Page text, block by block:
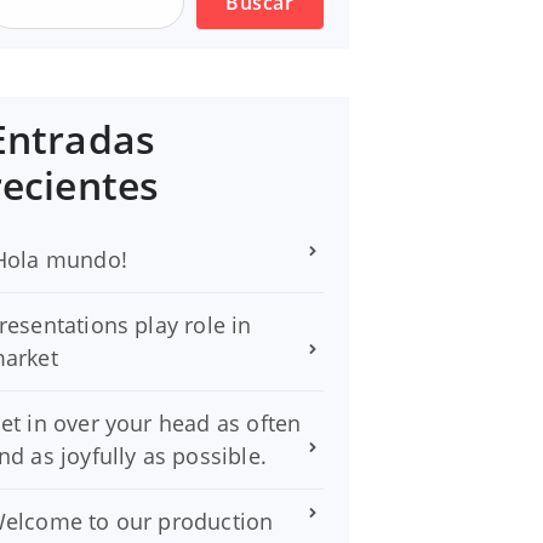
mundo!
play role in
in over your head as often
as joyfully as possible.
to our production